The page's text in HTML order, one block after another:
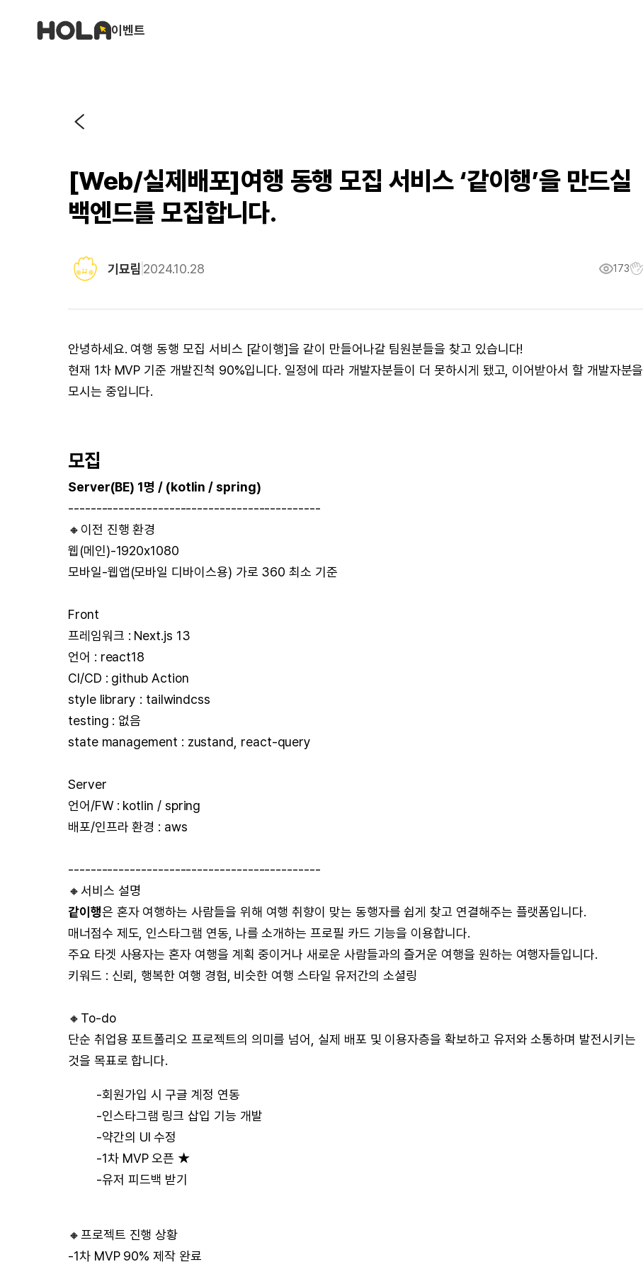
이벤트
[Web/실제배포]여행 동행 모집 서비스 ‘같이행’을 만드실
백엔드를 모집합니다.
기묘림 2024.10.28 173
안녕하세요. 여행 동행 모집 서비스 [같이행]을 같이 만들어나갈 팀원분들을 찾고 있습니다!
현재 1차 MVP 기준 개발진척 90%입니다. 일정에 따라 개발자분들이 더 못하시게 됐고, 이어받아서 할 개발자분을
모시는 중입니다.
모집
Server(BE) 1명 / (kotlin / spring)
---------------------------------------------
🔸이전 진행 환경
웹(메인)-1920x1080
모바일-웹앱(모바일 디바이스용) 가로 360 최소 기준
Front
프레임워크 : Next.js 13
언어 : react18
CI/CD : github Action
style library : tailwindcss
testing : 없음
state management : zustand, react-query
Server
언어/FW : kotlin / spring
배포/인프라 환경 : aws
---------------------------------------------
🔸서비스 설명
같이행은 혼자 여행하는 사람들을 위해 여행 취향이 맞는 동행자를 쉽게 찾고 연결해주는 플랫폼입니다.
매너점수 제도, 인스타그램 연동, 나를 소개하는 프로필 카드 기능을 이용합니다.
주요 타겟 사용자는 혼자 여행을 계획 중이거나 새로운 사람들과의 즐거운 여행을 원하는 여행자들입니다.
키워드 : 신뢰, 행복한 여행 경험, 비슷한 여행 스타일 유저간의 소셜링
🔸To-do
단순 취업용 포트폴리오 프로젝트의 의미를 넘어, 실제 배포 및 이용자층을 확보하고 유저와 소통하며 발전시키는
것을 목표로 합니다.
-회원가입 시 구글 계정 연동
-인스타그램 링크 삽입 기능 개발
-약간의 UI 수정
-1차 MVP 오픈 ★
-유저 피드백 받기
🔸프로젝트 진행 상황
-1차 MVP 90% 제작 완료